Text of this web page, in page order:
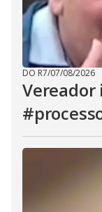
DO R7/07/08/2026